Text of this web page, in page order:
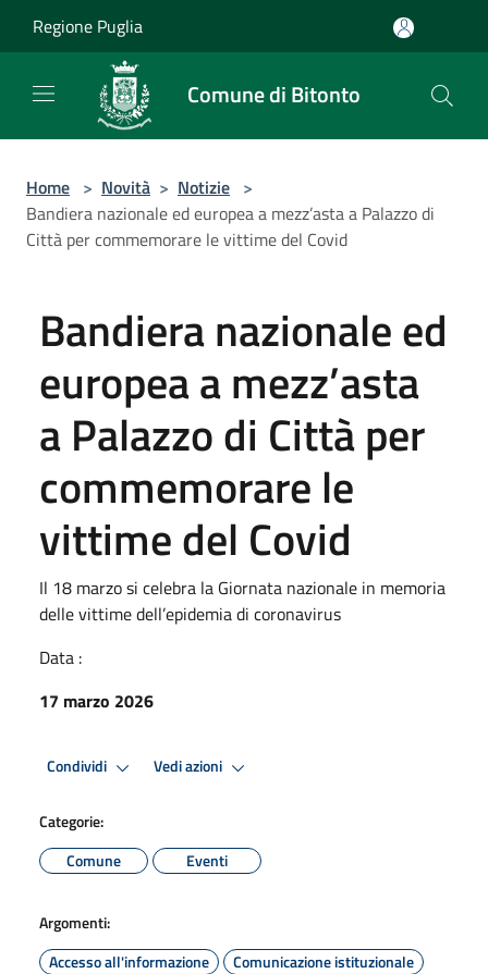
Regione Puglia
Comune di Bitonto
Home > Novità > Notizie >
Bandiera nazionale ed europea a mezz’asta a Palazzo di
Città per commemorare le vittime del Covid
Bandiera nazionale ed
europea a mezz’asta
a Palazzo di Città per
commemorare le
vittime del Covid
Il 18 marzo si celebra la Giornata nazionale in memoria
delle vittime dell’epidemia di coronavirus
Data :
17 marzo 2026
Condividi Vedi azioni
Categorie:
Comune
Eventi
Argomenti:
Accesso all'informazione
Comunicazione istituzionale